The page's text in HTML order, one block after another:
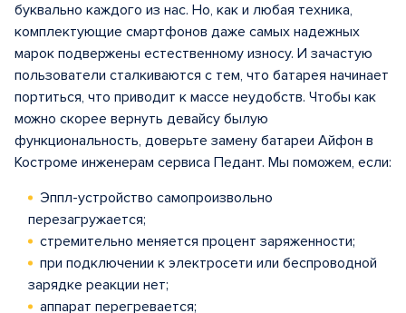
буквально каждого из нас. Но, как и любая техника,
комплектующие смартфонов даже самых надежных
марок подвержены естественному износу. И зачастую
пользователи сталкиваются с тем, что батарея начинает
портиться, что приводит к массе неудобств. Чтобы как
можно скорее вернуть девайсу былую
функциональность, доверьте замену батареи Айфон в
Костроме инженерам сервиса Педант. Мы поможем, если:
Эппл-устройство самопроизвольно
перезагружается;
стремительно меняется процент заряженности;
при подключении к электросети или беспроводной
зарядке реакции нет;
аппарат перегревается;